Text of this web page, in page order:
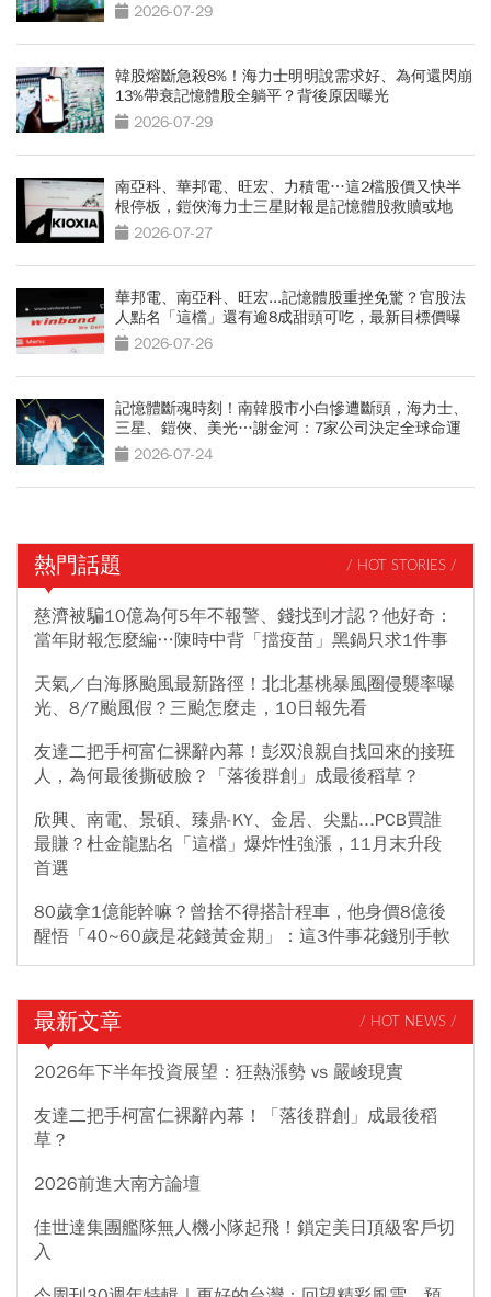
3成2026-07-29
韓股熔斷急殺8%！海力士明明說需求好、為何還閃崩
13%帶衰記憶體股全躺平？背後原因曝光
2026-07-29
南亞科、華邦電、旺宏、力積電…這2檔股價又快半
根停板，鎧俠海力士三星財報是記憶體股救贖或地
獄？2026-07-27
華邦電、南亞科、旺宏...記憶體股重挫免驚？官股法
人點名「這檔」還有逾8成甜頭可吃，最新目標價曝
光 2026-07-26
記憶體斷魂時刻！南韓股市小白慘遭斷頭，海力士、
三星、鎧俠、美光…謝金河：7家公司決定全球命運
2026-07-24
熱門話題 / HOT STORIES /
慈濟被騙10億為何5年不報警、錢找到才認？他好奇：
當年財報怎麼編…陳時中背「擋疫苗」黑鍋只求1件事
天氣／白海豚颱風最新路徑！北北基桃暴風圈侵襲率曝
光、8/7颱風假？三颱怎麼走，10日報先看
友達二把手柯富仁裸辭內幕！彭双浪親自找回來的接班
人，為何最後撕破臉？「落後群創」成最後稻草？
欣興、南電、景碩、臻鼎-KY、金居、尖點...PCB買誰
最賺？杜金龍點名「這檔」爆炸性強漲，11月末升段
首選
80歲拿1億能幹嘛？曾捨不得搭計程車，他身價8億後
醒悟「40~60歲是花錢黃金期」：這3件事花錢別手軟
最新文章 / HOT NEWS /
2026年下半年投資展望：狂熱漲勢 vs 嚴峻現實
友達二把手柯富仁裸辭內幕！「落後群創」成最後稻
草？
2026前進大南方論壇
佳世達集團艦隊無人機小隊起飛！鎖定美日頂級客戶切
入